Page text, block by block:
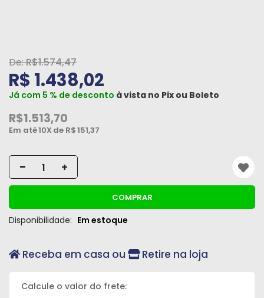
R$1.574,47
R$ 1.438,02
Já com 5 % de desconto à vista no Pix ou Boleto
R$1.513,70
Em até10X de R$151,37
- +
COMPRAR
Disponibilidade: Em estoque
Receba em casa ou Retire na loja